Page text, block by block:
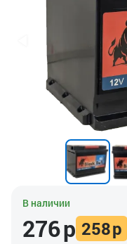
В наличии
276р 258р